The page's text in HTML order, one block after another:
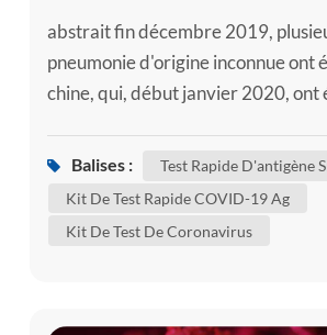
abstrait fin décembre 2019,
pneumonie d'origine inconnue ont
chine, qui, début janvier 2020, ont
le virus a ensuite été dénommé
Balises :
Test Rapide D'antigène
Kit De Test Rapide COVID-19 Ag
Kit De Test De Coronavirus